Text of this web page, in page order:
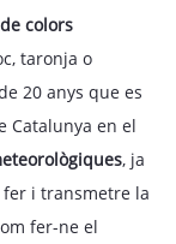
colors
taronja o
20 anys que es
Catalunya en el
, ja
i transmetre la
fer-ne el